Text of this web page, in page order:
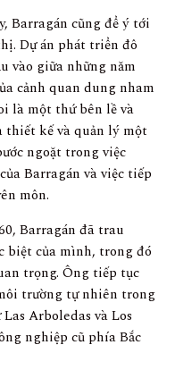
Barragán cũng để ý tới
Dự án phát triển đô
vào giữa những năm
cảnh quan dung nham
là một thứ bên lề và
thiết kế và quản lý một
ngoặt trong việc
Barragán và việc tiếp
môn.
Barragán đã trau
biệt của mình, trong đó
trọng. Ông tiếp tục
trường tự nhiên trong
Arboledas và Los
nghiệp cũ phía Bắc